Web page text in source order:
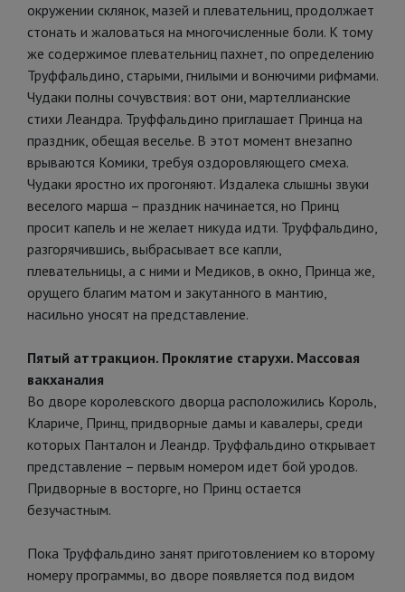
окружении склянок, мазей и плевательниц, продолжает
стонать и жаловаться на многочисленные боли. К тому
же содержимое плевательниц пахнет, по определению
Труффальдино, старыми, гнилыми и вонючими рифмами.
Чудаки полны сочувствия: вот они, мартеллианские
стихи Леандра. Труффальдино приглашает Принца на
праздник, обещая веселье. В этот момент внезапно
врываются Комики, требуя оздоровляющего смеха.
Чудаки яростно их прогоняют. Издалека слышны звуки
веселого марша – праздник начинается, но Принц
просит капель и не желает никуда идти. Труффальдино,
разгорячившись, выбрасывает все капли,
плевательницы, а с ними и Медиков, в окно, Принца же,
орущего благим матом и закутанного в мантию,
насильно уносят на представление.
Пятый аттракцион. Проклятие старухи. Массовая
вакханалия
Во дворе королевского дворца расположились Король,
Клариче, Принц, придворные дамы и кавалеры, среди
которых Панталон и Леандр. Труффальдино открывает
представление – первым номером идет бой уродов.
Придворные в восторге, но Принц остается
безучастным.
Пока Труффальдино занят приготовлением ко второму
номеру программы, во дворе появляется под видом